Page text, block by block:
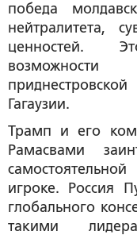
победа
нейтралитета,
ценностей.
Гагаузии.
Трамп и его
Рамасвами
игроке. Россия
глобального
такими